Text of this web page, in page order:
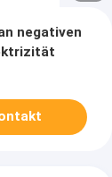
negativen